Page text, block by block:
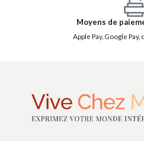
Moyens de
Apple Pay, Google